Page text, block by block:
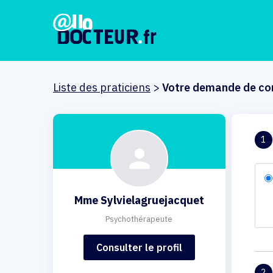
Liste des praticiens > Votre demande de
Mme Sylvielagruejacquet
Psychothérapeute
Consulter le profil
1